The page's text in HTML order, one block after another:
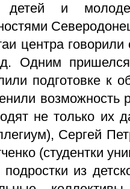
детей и
центра
Одним
подготовке к
возможность
не только их
Сергей
(студентки
из